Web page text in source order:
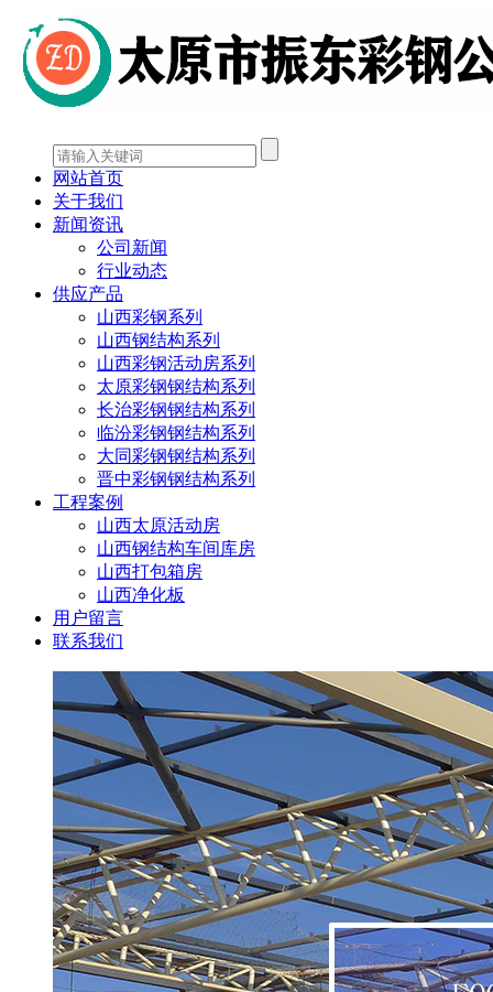
网站首页
关于我们
新闻资讯
公司新闻
行业动态
供应产品
山西彩钢系列
山西钢结构系列
山西彩钢活动房系列
太原彩钢钢结构系列
长治彩钢钢结构系列
临汾彩钢钢结构系列
大同彩钢钢结构系列
晋中彩钢钢结构系列
工程案例
山西太原活动房
山西钢结构车间库房
山西打包箱房
山西净化板
用户留言
联系我们